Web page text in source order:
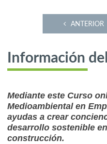
ANTERIOR
Información
Mediante este Curso
Medioambiental en
ayudas a crear
desarrollo sostenible
construcción.